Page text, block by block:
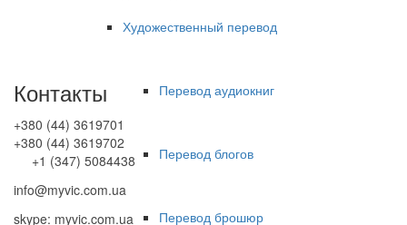
Художественный перевод
Перевод аудиокниг
Перевод блогов
Перевод брошюр
Контакты
+380 (44) 3619701
+380 (44) 3619702
+1 (347) 5084438
info@myvic.com.ua
skype: myvic.com.ua